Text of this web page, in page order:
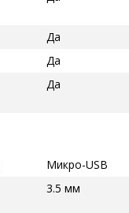
Да
Да
Да
Микро-USB
3.5 мм